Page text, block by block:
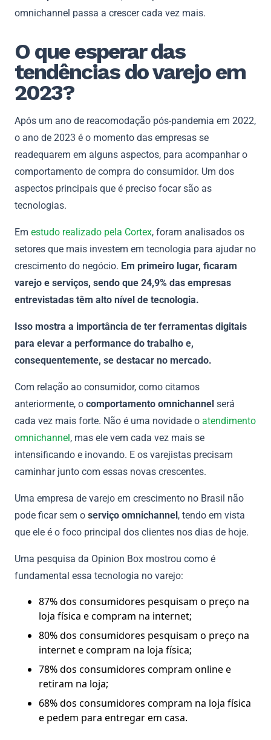
omnichannel passa a crescer cada vez mais.
O que esperar das
tendências do varejo em
2023?
Após um ano de reacomodação pós-pandemia em 2022,
o ano de 2023 é o momento das empresas se
readequarem em alguns aspectos, para acompanhar o
comportamento de compra do consumidor. Um dos
aspectos principais que é preciso focar são as
tecnologias.
Em estudo realizado pela Cortex, foram analisados os
setores que mais investem em tecnologia para ajudar no
crescimento do negócio. Em primeiro lugar, ficaram
varejo e serviços, sendo que 24,9% das empresas
entrevistadas têm alto nível de tecnologia.
Isso mostra a importância de ter ferramentas digitais
para elevar a performance do trabalho e,
consequentemente, se destacar no mercado.
Com relação ao consumidor, como citamos
anteriormente, o comportamento omnichannel será
cada vez mais forte. Não é uma novidade o atendimento
omnichannel, mas ele vem cada vez mais se
intensificando e inovando. E os varejistas precisam
caminhar junto com essas novas crescentes.
Uma empresa de varejo em crescimento no Brasil não
pode ficar sem o serviço omnichannel, tendo em vista
que ele é o foco principal dos clientes nos dias de hoje.
Uma pesquisa da Opinion Box mostrou como é
fundamental essa tecnologia no varejo:
87% dos consumidores pesquisam o preço na
loja física e compram na internet;
80% dos consumidores pesquisam o preço na
internet e compram na loja física;
78% dos consumidores compram online e
retiram na loja;
68% dos consumidores compram na loja física
e pedem para entregar em casa.